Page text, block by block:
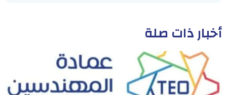
أخبار ذات صلة